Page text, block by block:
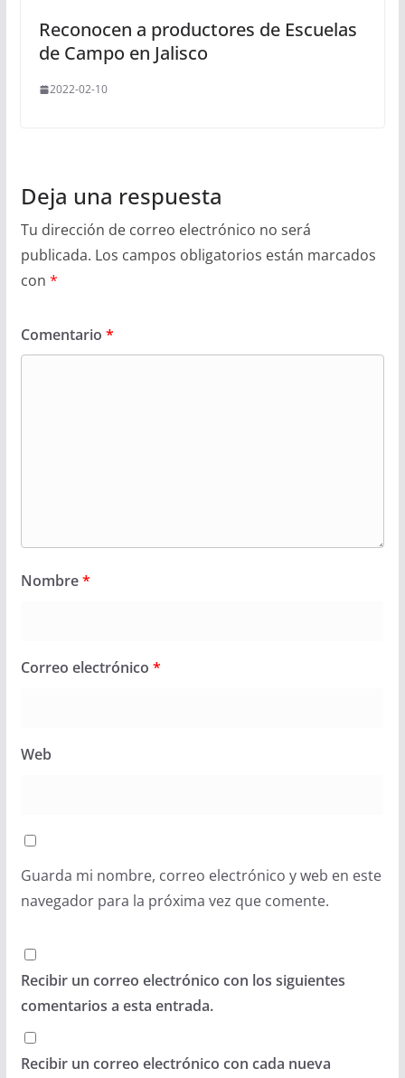
Reconocen a productores de Escuelas
de Campo en Jalisco
2022-02-10
Deja una respuesta
Tu dirección de correo electrónico no será
publicada. Los campos obligatorios están marcados
con *
Comentario *
Nombre*
Correo electrónico *
Web
Guarda mi nombre, correo electrónico y web en este
navegador para la próxima vez que comente.
Recibir un correo electrónico con los siguientes
comentarios a esta entrada.
Recibir un correo electrónico con cada nueva